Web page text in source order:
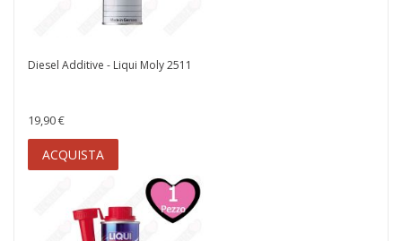
Diesel Additive - Liqui Moly 2511
19,90 €
ACQUISTA